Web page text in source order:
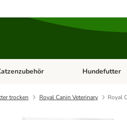
Menü öffnen: Katzenfutter
Kategorie-
Hundefutter
trocken Royal Canin Veterinary Royal